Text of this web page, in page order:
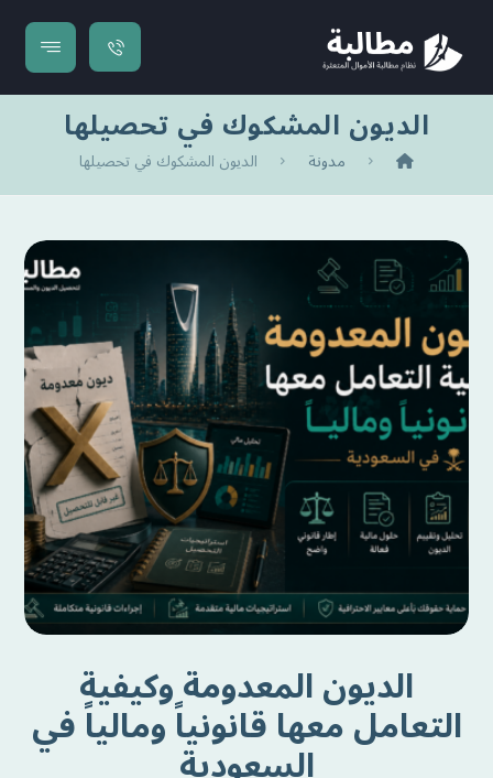
الديون المشكوك في تحصيلها
مدونة الديون المشكوك في تحصيلها
الديون المعدومة وكيفية
التعامل معها قانونياً ومالياً في